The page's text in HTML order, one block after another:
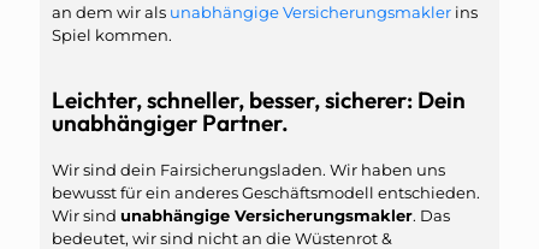
an dem wir als unabhängige Versicherungsmakler ins
Spiel kommen.
Leichter, schneller, besser, sicherer: Dein
unabhängiger Partner.
Wir sind dein Fairsicherungsladen. Wir haben uns
bewusst für ein anderes Geschäftsmodell entschieden.
Wir sind unabhängige Versicherungsmakler. Das
bedeutet, wir sind nicht an die Wüstenrot &